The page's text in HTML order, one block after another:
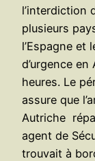
l’interdiction
plusieurs
l’Espagne et
d’urgence
heures. Le
assure que
Autriche
agent de
trouvait à